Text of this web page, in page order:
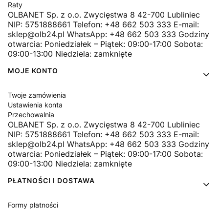
Raty
OLBANET Sp. z o.o. Zwycięstwa 8 42-700 Lubliniec
NIP: 5751888661 Telefon: +48 662 503 333 E-mail:
sklep@olb24.pl WhatsApp: +48 662 503 333 Godziny
otwarcia: Poniedziałek – Piątek: 09:00-17:00 Sobota:
09:00-13:00 Niedziela: zamknięte
MOJE KONTO
Twoje zamówienia
Ustawienia konta
Przechowalnia
OLBANET Sp. z o.o. Zwycięstwa 8 42-700 Lubliniec
NIP: 5751888661 Telefon: +48 662 503 333 E-mail:
sklep@olb24.pl WhatsApp: +48 662 503 333 Godziny
otwarcia: Poniedziałek – Piątek: 09:00-17:00 Sobota:
09:00-13:00 Niedziela: zamknięte
PŁATNOŚCI I DOSTAWA
Formy płatności